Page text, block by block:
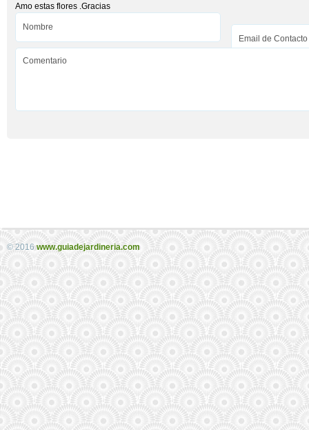
Amo estas flores .Gracias
© 2016www.guiadejardineria.com